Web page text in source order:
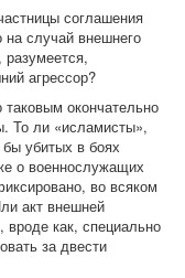
соглашения
на случай внешнего
агрессор?
таковым окончательно
То ли «исламисты»,
убитых в боях
о военнослужащих
во всяком
акт внешней
вроде как, специально
за двести